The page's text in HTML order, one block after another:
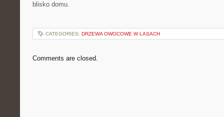
blisko domu.
CATEGORIES: DRZEWA OWOCOWE W LASACH
Comments are closed.